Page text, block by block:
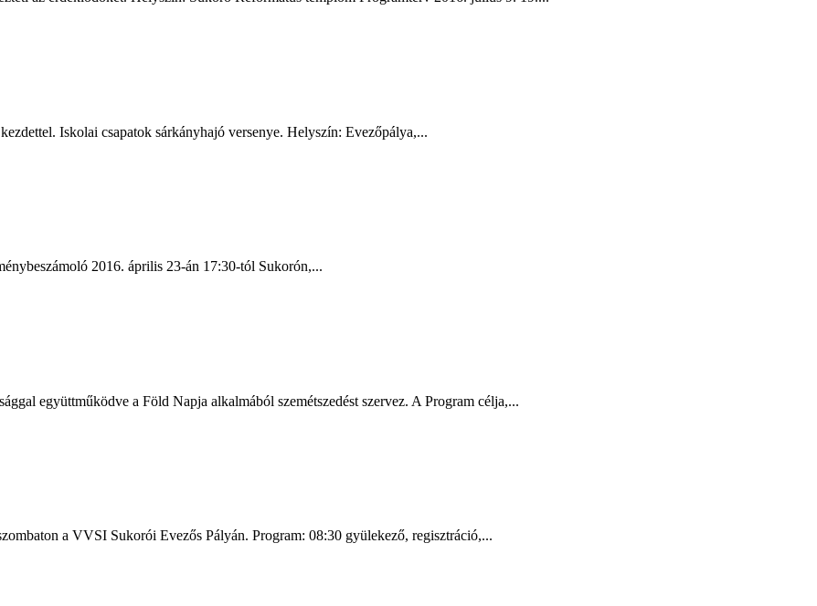
Iskolai csapatok sárkányhajó versenye. Helyszín: Evezőpálya,...
2016. április 23-án 17:30-tól Sukorón,...
együttműködve a Föld Napja alkalmából szemétszedést szervez. A Program célja,...
a VVSI Sukorói Evezős Pályán. Program: 08:30 gyülekező, regisztráció,...